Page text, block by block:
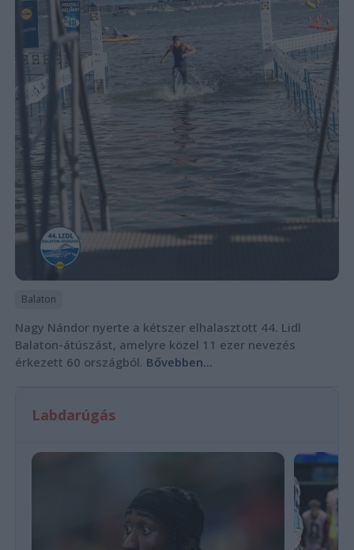
Balaton
Nagy Nándor nyerte a kétszer elhalasztott 44. Lidl
Balaton-átúszást, amelyre közel 11 ezer nevezés
érkezett 60 országból. Bővebben...
Labdarúgás